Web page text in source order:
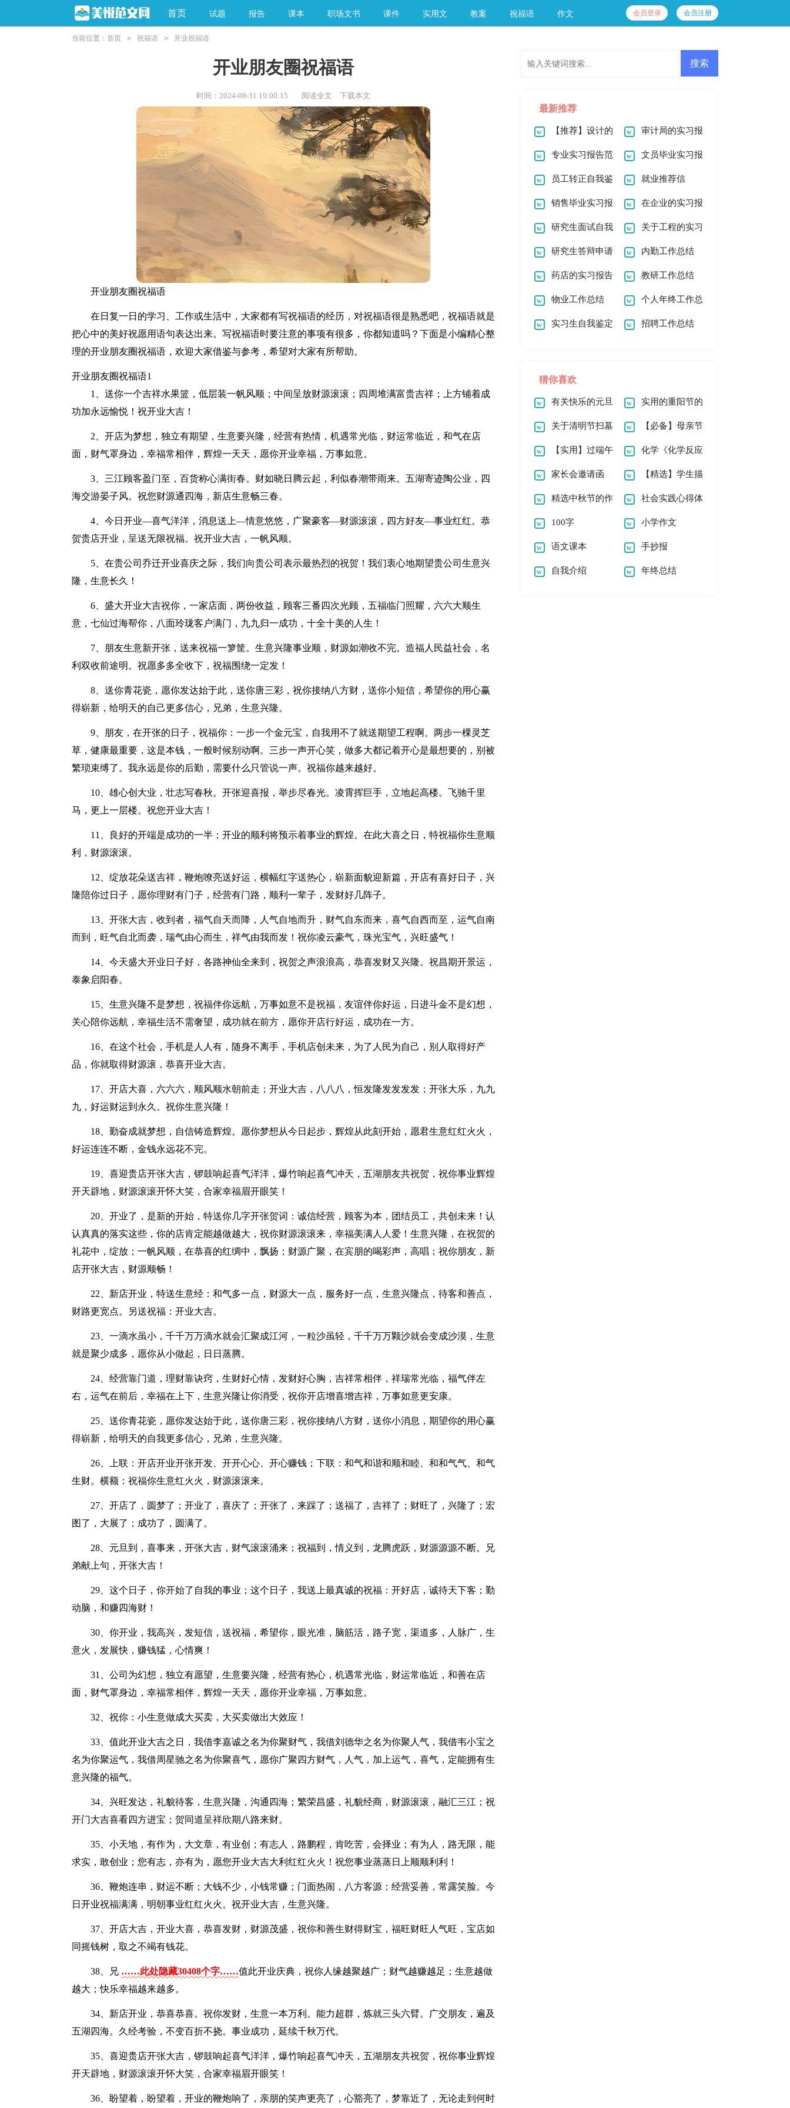
首页 试题 报告 课本 职场文书 课件 实用文 教案 祝福语 作文 会员登录 会员注册
当前位置： 首页 > 祝福语 > 开业祝福语
开业朋友圈祝福语
时间：2024-08-31 19:00:15 阅读全文 下载本文
开业朋友圈祝福语
在日复一日的学习、工作或生活中，大家都有写祝福语的经历，对祝福语很是熟悉吧，祝福语就是
把心中的美好祝愿用语句表达出来。写祝福语时要注意的事项有很多，你都知道吗？下面是小编精心整
理的开业朋友圈祝福语，欢迎大家借鉴与参考，希望对大家有所帮助。
开业朋友圈祝福语1
1、送你一个吉祥水果篮，低层装一帆风顺；中间呈放财源滚滚；四周堆满富贵吉祥；上方铺着成
功加永远愉悦！祝开业大吉！
2、开店为梦想，独立有期望，生意要兴隆，经营有热情，机遇常光临，财运常临近，和气在店
面，财气罩身边，幸福常相伴，辉煌一天天，愿你开业幸福，万事如意。
3、三江顾客盈门至，百货称心满街春。财如晓日腾云起，利似春潮带雨来。五湖寄迹陶公业，四
海交游晏子风。祝您财源通四海，新店生意畅三春。
4、今日开业—喜气洋洋，消息送上—情意悠悠，广聚豪客—财源滚滚，四方好友—事业红红。恭
贺贵店开业，呈送无限祝福。祝开业大吉，一帆风顺。
5、在贵公司乔迁开业喜庆之际，我们向贵公司表示最热烈的祝贺！我们衷心地期望贵公司生意兴
隆，生意长久！
6、盛大开业大吉祝你，一家店面，两份收益，顾客三番四次光顾，五福临门照耀，六六大顺生
意，七仙过海帮你，八面玲珑客户满门，九九归一成功，十全十美的人生！
7、朋友生意新开张，送来祝福一箩筐。生意兴隆事业顺，财源如潮收不完。造福人民益社会，名
利双收前途明。祝愿多多全收下，祝福围绕一定发！
8、送你青花瓷，愿你发达始于此，送你唐三彩，祝你接纳八方财，送你小短信，希望你的用心赢
得崭新，给明天的自己更多信心，兄弟，生意兴隆。
9、朋友，在开张的日子，祝福你：一步一个金元宝，自我用不了就送期望工程啊。两步一棵灵芝
草，健康最重要，这是本钱，一般时候别动啊。三步一声开心笑，做多大都记着开心是最想要的，别被
繁琐束缚了。我永远是你的后勤，需要什么只管说一声。祝福你越来越好。
10、雄心创大业，壮志写春秋。开张迎喜报，举步尽春光。凌霄挥巨手，立地起高楼。飞驰千里
马，更上一层楼。祝您开业大吉！
11、良好的开端是成功的一半；开业的顺利将预示着事业的辉煌。在此大喜之日，特祝福你生意顺
利，财源滚滚。
12、绽放花朵送吉祥，鞭炮嘹亮送好运，横幅红字送热心，崭新面貌迎新篇，开店有喜好日子，兴
隆陪你过日子，愿你理财有门子，经营有门路，顺利一辈子，发财好几阵子。
13、开张大吉，收到者，福气自天而降，人气自地而升，财气自东而来，喜气自西而至，运气自南
而到，旺气自北而袭，瑞气由心而生，祥气由我而发！祝你凌云豪气，珠光宝气，兴旺盛气！
14、今天盛大开业日子好，各路神仙全来到，祝贺之声浪浪高，恭喜发财又兴隆。祝昌期开景运，
泰象启阳春。
15、生意兴隆不是梦想，祝福伴你远航，万事如意不是祝福，友谊伴你好运，日进斗金不是幻想，
关心陪你远航，幸福生活不需奢望，成功就在前方，愿你开店行好运，成功在一方。
16、在这个社会，手机是人人有，随身不离手，手机店创未来，为了人民为自己，别人取得好产
品，你就取得财源滚，恭喜开业大吉。
17、开店大喜，六六六，顺风顺水朝前走；开业大吉，八八八，恒发隆发发发发；开张大乐，九九
九，好运财运到永久。祝你生意兴隆！
18、勤奋成就梦想，自信铸造辉煌。愿你梦想从今日起步，辉煌从此刻开始，愿君生意红红火火，
好运连连不断，金钱永远花不完。
19、喜迎贵店开张大吉，锣鼓响起喜气洋洋，爆竹响起喜气冲天，五湖朋友共祝贺，祝你事业辉煌
开天辟地，财源滚滚开怀大笑，合家幸福眉开眼笑！
20、开业了，是新的开始，特送你几字开张贺词：诚信经营，顾客为本，团结员工，共创未来！认
认真真的落实这些，你的店肯定能越做越大，祝你财源滚滚来，幸福美满人人爱！生意兴隆，在祝贺的
礼花中，绽放；一帆风顺，在恭喜的红绸中，飘扬；财源广聚，在宾朋的喝彩声，高唱；祝你朋友，新
店开张大吉，财源顺畅！
22、新店开业，特送生意经：和气多一点，财源大一点，服务好一点，生意兴隆点，待客和善点，
财路更宽点。另送祝福：开业大吉。
23、一滴水虽小，千千万万滴水就会汇聚成江河，一粒沙虽轻，千千万万颗沙就会变成沙漠，生意
就是聚少成多，愿你从小做起，日日蒸腾。
24、经营靠门道，理财靠诀窍，生财好心情，发财好心胸，吉祥常相伴，祥瑞常光临，福气伴左
右，运气在前后，幸福在上下，生意兴隆让你消受，祝你开店增喜增吉祥，万事如意更安康。
25、送你青花瓷，愿你发达始于此，送你唐三彩，祝你接纳八方财，送你小消息，期望你的用心赢
得崭新，给明天的自我更多信心，兄弟，生意兴隆。
26、上联：开店开业开张开发、开开心心、开心赚钱；下联：和气和谐和顺和睦、和和气气、和气
生财。横额：祝福你生意红火火，财源滚滚来。
27、开店了，圆梦了；开业了，喜庆了；开张了，来踩了；送福了，吉祥了；财旺了，兴隆了；宏
图了，大展了；成功了，圆满了。
28、元旦到，喜事来，开张大吉，财气滚滚涌来；祝福到，情义到，龙腾虎跃，财源源源不断。兄
弟献上句，开张大吉！
29、这个日子，你开始了自我的事业；这个日子，我送上最真诚的祝福：开好店，诚待天下客；勤
动脑，和赚四海财！
30、你开业，我高兴，发短信，送祝福，希望你，眼光准，脑筋活，路子宽，渠道多，人脉广，生
意火，发展快，赚钱猛，心情爽！
31、公司为幻想，独立有愿望，生意要兴隆，经营有热心，机遇常光临，财运常临近，和善在店
面，财气罩身边，幸福常相伴，辉煌一天天，愿你开业幸福，万事如意。
32、祝你：小生意做成大买卖，大买卖做出大效应！
33、值此开业大吉之日，我借李嘉诚之名为你聚财气，我借刘德华之名为你聚人气，我借韦小宝之
名为你聚运气，我借周星驰之名为你聚喜气，愿你广聚四方财气，人气，加上运气，喜气，定能拥有生
意兴隆的福气。
34、兴旺发达，礼貌待客，生意兴隆，沟通四海；繁荣昌盛，礼貌经商，财源滚滚，融汇三江；祝
开门大吉喜看四方进宝；贺同道呈祥欣期八路来财。
35、小天地，有作为，大文章，有业创；有志人，路鹏程，肯吃苦，会择业；有为人，路无限，能
求实，敢创业；您有志，亦有为，愿您开业大吉大利红红火火！祝您事业蒸蒸日上顺顺利利！
36、鞭炮连串，财运不断；大钱不少，小钱常赚；门面热闹，八方客源；经营妥善，常露笑脸。今
日开业祝福满满，明朝事业红红火火。祝开业大吉，生意兴隆。
37、开店大吉，开业大喜，恭喜发财，财源茂盛，祝你和善生财得财宝，福旺财旺人气旺，宝店如
同摇钱树，取之不竭有钱花。
38、兄 ……此处隐藏30408个字……值此开业庆典，祝你人缘越聚越广；财气越赚越足；生意越做
越大；快乐幸福越来越多。
34、新店开业，恭喜恭喜。祝你发财，生意一本万利。能力超群，炼就三头六臂。广交朋友，遍及
五湖四海。久经考验，不变百折不挠。事业成功，延续千秋万代。
35、喜迎贵店开张大吉，锣鼓响起喜气洋洋，爆竹响起喜气冲天，五湖朋友共祝贺，祝你事业辉煌
开天辟地，财源滚滚开怀大笑，合家幸福眉开眼笑！
36、盼望着，盼望着，开业的鞭炮响了，亲朋的笑声更亮了，心豁亮了，梦靠近了，无论走到何时
最新推荐
【推荐】设计的
实习报告汇总8篇
审计局的实习报
告
专业实习报告范
文集合7篇
文员毕业实习报
告
员工转正自我鉴
定(15篇)
就业推荐信
销售毕业实习报
告
在企业的实习报
告范文合集五篇
研究生面试自我
介绍
关于工程的实习
报告合集8篇
研究生答辩申请
书
内勤工作总结
药店的实习报告
范文汇编五篇
教研工作总结
物业工作总结 个人年终工作总
结汇编15篇
实习生自我鉴定 招聘工作总结
猜你喜欢
有关快乐的元旦
作文100字四篇
实用的重阳节的
作文600字3篇
关于清明节扫墓
作文800字汇总5篇
【必备】母亲节
的作文100字锦集十
篇
【实用】过端午
节的作文500字锦集
6篇
化学《化学反应
中的能量变化》教案
6篇
家长会邀请函
(汇编15篇)
【精选】学生描
写小学的作文400字
九篇
精选中秋节的作
文300字锦集5篇
社会实践心得体
会(通用15篇)
100字 小学作文
语文课本 手抄报
自我介绍 年终总结